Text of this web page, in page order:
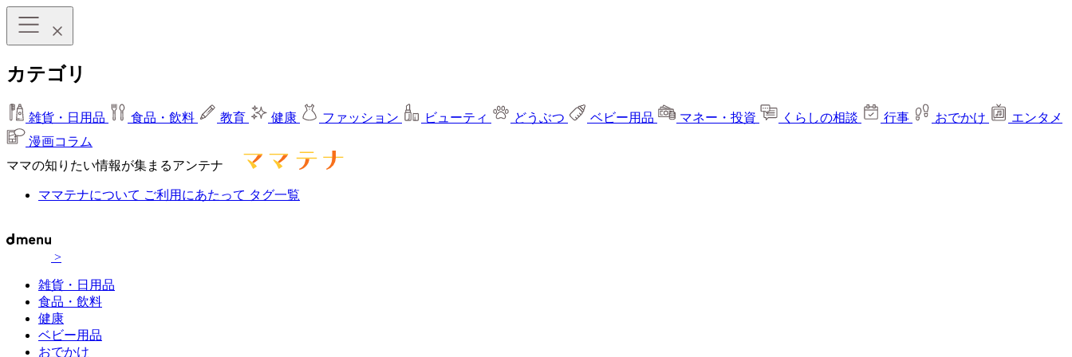
カテゴリ
雑貨・日用品 食品・飲料 教育 健康 ファッション ビューティ どうぶつ ベビー用品 マネー・投資 くらしの相談 行事 おでかけ
エンタメ
漫画コラム
ママの知りたい情報が集まるアンテナ
ママテナについて ご利用にあたって タグ一覧
>
雑貨・日用品
食品・飲料
健康
ベビー用品
おでかけ